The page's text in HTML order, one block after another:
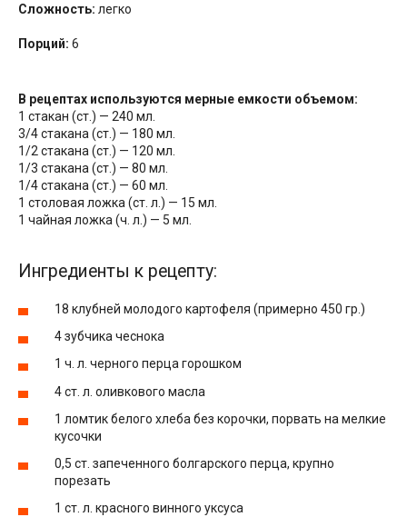
Сложность: легко
Порций: 6
В рецептах используются мерные емкости объемом:
1 стакан (ст.) — 240 мл.
3/4 стакана (ст.) — 180 мл.
1/2 стакана (ст.) — 120 мл.
1/3 стакана (ст.) — 80 мл.
1/4 стакана (ст.) — 60 мл.
1 столовая ложка (ст. л.) — 15 мл.
1 чайная ложка (ч. л.) — 5 мл.
Ингредиенты к рецепту:
18 клубней молодого картофеля (примерно 450 гр.)
4 зубчика чеснока
1 ч. л. черного перца горошком
4 ст. л. оливкового масла
1 ломтик белого хлеба без корочки, порвать на мелкие
кусочки
0,5 ст. запеченного болгарского перца, крупно
порезать
1 ст. л. красного винного уксуса